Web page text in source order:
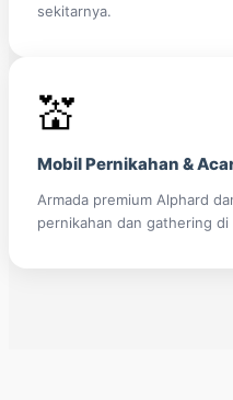
sekitarnya.
💒
Mobil Pernikahan &
Armada premium Alphard
pernikahan dan gathering di